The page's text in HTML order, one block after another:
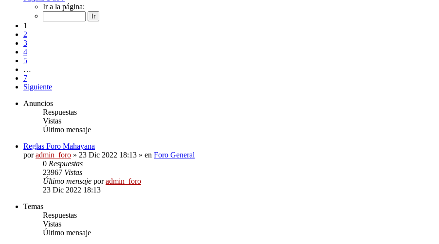
Ir a la página:
1
2
3
4
5
…
7
Siguiente
Anuncios
Respuestas
Vistas
Último mensaje
Reglas Foro Mahayana
poradmin_foro » 23 Dic 2022 18:13 » en Foro General
0 Respuestas
23967 Vistas
Último mensaje poradmin_foro
23 Dic 2022 18:13
Temas
Respuestas
Vistas
Último mensaje